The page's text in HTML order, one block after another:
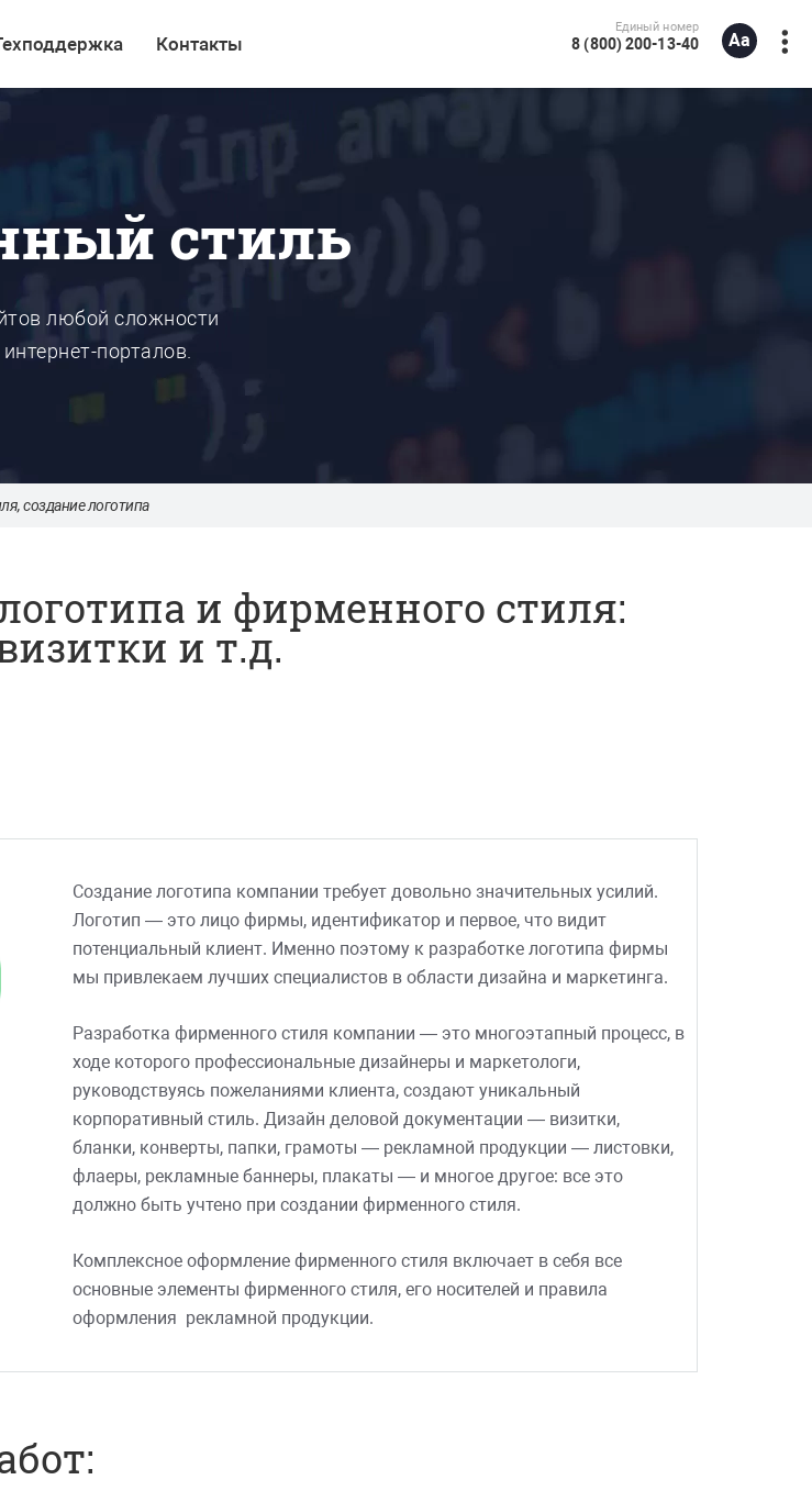
Единый номер
8 (800) 200-13-40
Контакты
стиль
любой сложности
порталов.
создание логотипа
и фирменного стиля:
и т.д.
Создание логотипа компании требует довольно значительных усилий.
Логотип — это лицо фирмы, идентификатор и первое, что видит
потенциальный клиент. Именно поэтому к разработке логотипа фирмы
мы привлекаем лучших специалистов в области дизайна и маркетинга.
Разработка фирменного стиля компании — это многоэтапный процесс, в
ходе которого профессиональные дизайнеры и маркетологи,
руководствуясь пожеланиями клиента, создают уникальный
корпоративный стиль. Дизайн деловой документации — визитки,
бланки, конверты, папки, грамоты — рекламной продукции — листовки,
флаеры, рекламные баннеры, плакаты — и многое другое: все это
должно быть учтено при создании фирменного стиля.
Комплексное оформление фирменного стиля включает в себя все
основные элементы фирменного стиля, его носителей и правила
оформления рекламной продукции.